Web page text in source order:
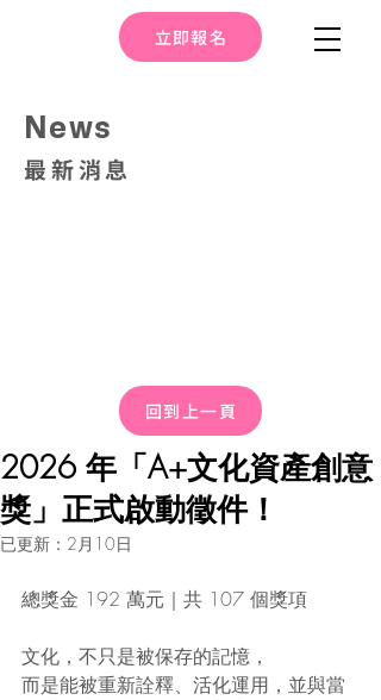
立即報名
News
最新消息
回到上一頁
2026 年「A+文化資產創意
獎」正式啟動徵件！
已更新： 2月10日
總獎金 192 萬元｜共 107 個獎項
文化，不只是被保存的記憶，
而是能被重新詮釋、活化運用，並與當